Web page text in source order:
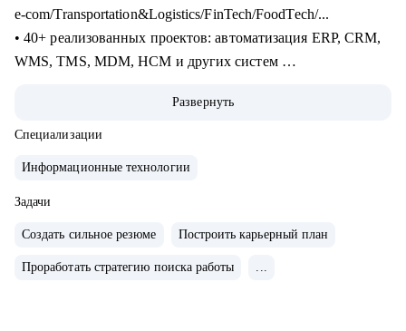
e-com/Transportation&Logistics/FinTech/FoodTech/...
• 40+ реализованных проектов: автоматизация ERP, CRM,
WMS, TMS, MDM, HCM и других систем
• 400+ собеседований проведенных для того, чтобы
С чем помогу:
• Карьерные цели в ИТ-архитектуре
• Навыки проектирования архитектуры
Развернуть
Специализации
Информационные технологии
Задачи
Создать сильное резюме Построить карьерный план
Проработать стратегию поиска работы ...